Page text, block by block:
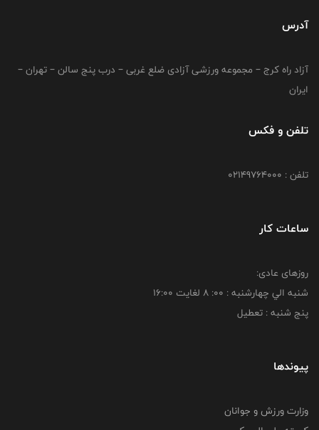
آدرس
آزاد راه کرج – مجموعه ورزشی آزادی ضلع غربی – درب پنج سالن – تهران –
ایران
تلفن و فکس
تلفن : 02149764000
ساعات کار
روزهای عادی:
شنبه الي چهارشنبه : 00: 8 لغايت 16:00
پنج شنبه : تعطیل
پیوندها
وزارت ورزش و جوانان